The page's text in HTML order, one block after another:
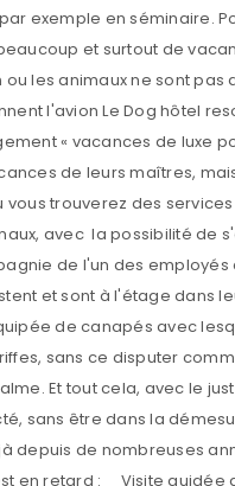
exemple en séminaire.
et surtout de
les animaux ne sont pas
l'avion Le Dog hôtel
« vacances de luxe
de leurs maîtres,
vous trouverez des services
avec la possibilité de
de l'un des employés
et sont à l'étage dans
de canapés avec
sans ce disputer
Et tout cela, avec le
sans être dans la
depuis de nombreuses
en retard : Visite guidée